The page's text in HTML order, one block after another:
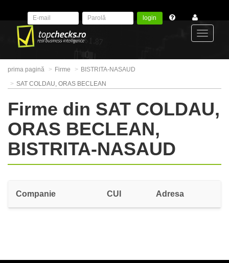
login
prima pagină Firme
BISTRITA-NASAUD
SAT COLDAU, ORAS BECLEAN
Firme din SAT COLDAU,
ORAS BECLEAN,
BISTRITA-NASAUD
Companie CUI Adresa